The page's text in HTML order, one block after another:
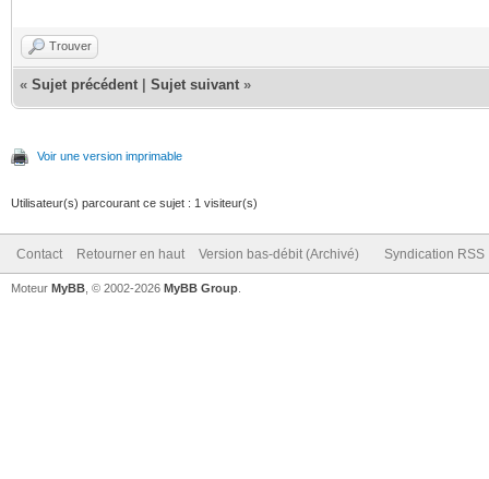
Trouver
« Sujet précédent Sujet suivant »
Voir une version imprimable
Utilisateur(s) parcourant ce sujet : 1 visiteur(s)
Contact Retourner en haut Version bas-débit (Archivé) Syndication RSS
Moteur MyBB , © 2002-2026 MyBB Group